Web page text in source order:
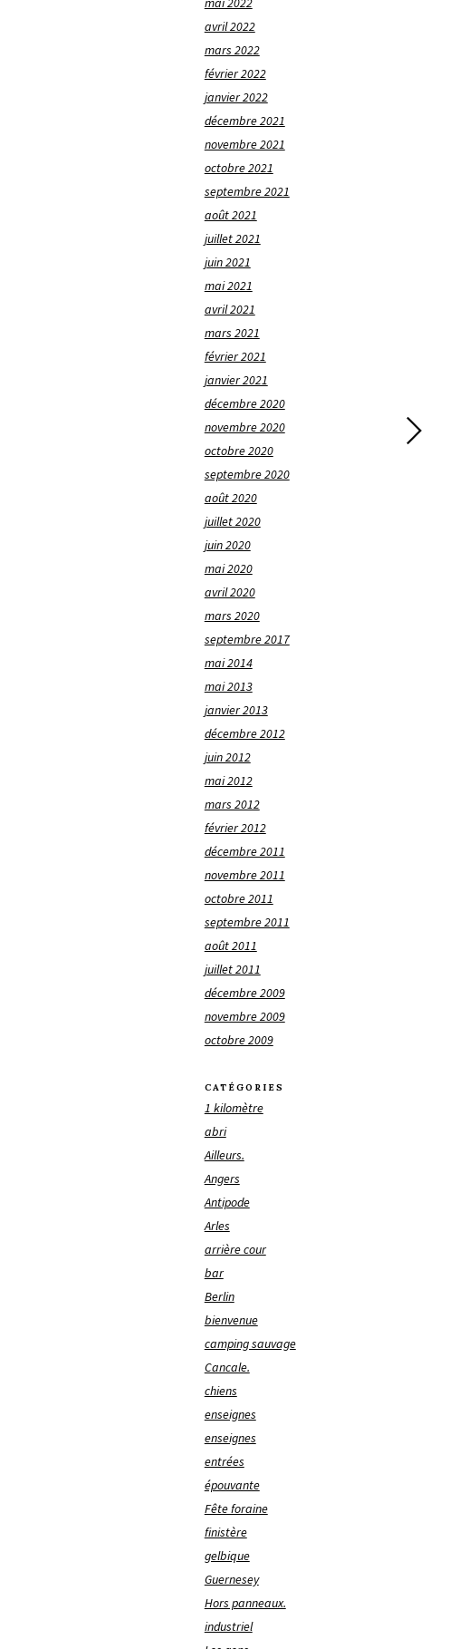
avril 2022
mars 2022
février 2022
janvier 2022
décembre 2021
novembre 2021
octobre 2021
septembre 2021
août 2021
juillet 2021
juin 2021
mai 2021
avril 2021
mars 2021
février 2021
janvier 2021
décembre 2020
novembre 2020
octobre 2020
septembre 2020
août 2020
juillet 2020
juin 2020
mai 2020
avril 2020
mars 2020
septembre 2017
mai 2014
mai 2013
janvier 2013
décembre 2012
juin 2012
mai 2012
mars 2012
février 2012
décembre 2011
novembre 2011
octobre 2011
septembre 2011
août 2011
juillet 2011
décembre 2009
novembre 2009
octobre 2009
CATÉGORIES
1 kilomètre
abri
Ailleurs.
Angers
Antipode
Arles
arrière cour
bar
Berlin
bienvenue
camping sauvage
Cancale.
chiens
enseignes
enseignes
entrées
épouvante
Fête foraine
finistère
gelbique
Guernesey
Hors panneaux.
industriel